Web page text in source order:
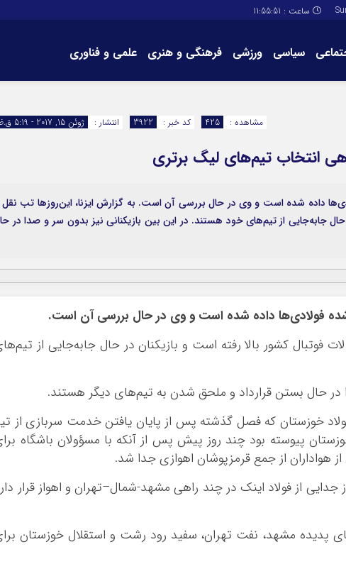
ساعت : 11:55:51
سیاسی ورزشی فرهنگی و هنری علمی و فناوری
انتشار :
ژوئن 15, 2017 - 5:19 ق.ظ کد خبر : 3922 مشاهده : 425
انتخاب تیم‌های لیگ برتری
داده شده است و وی در حال بررسی آن است. به گزارش ایزنا، این‌روزها تب
حال جابه‌جایی از تیم‌های خود هستند. در این بین بازیکنانی نیز بدون سر و صدا در
فولادی‌ها داده شده است و وی در حال بررسی آن است.
فوتبال کشور بالا رفته است و بازیکنان در حال جابه‌جایی از
در حال بستن قرارداد و ملحق شدن به تیم‌های دیگر هستند.
خوزستان که فصل گذشته پس از پایان یافتن خدمت سربازی از
پیوسته بود چند روز پیش پس از آنکه با مسؤولان باشگاه
هواداران از جمع قرمز‌پوشان اهوازی جدا شد.
از فولاد اینک در چند راهی مشهد-شمال–تهران و اهواز قرار
پدیده مشهد، نفت تهران، سفید رود رشت و استقلال خوزستان